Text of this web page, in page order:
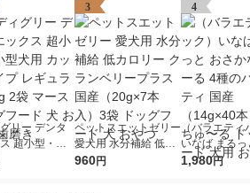
リー デンタ
超小型・小
ットタイプ
3
ペットスエットゼリー
愛犬用 水分補給 低カ
ロリー クランベリー
960円
4
（バラエティ
いなば まる
かなちゅーる
1,980円